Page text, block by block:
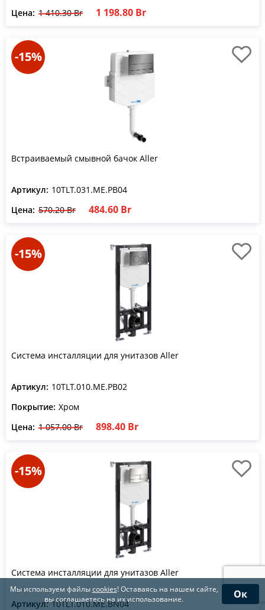
Цена: 1 410.30 Br 1 198.80 Br
-15%
Встраиваемый смывной бачок Aller
Артикул: 10TLT.031.ME.PB04
Цена: 570.20 Br 484.60 Br
-15%
Система инсталляции для унитазов Aller
Артикул: 10TLT.010.ME.PB02
Покрытие: Хром
Цена: 1 057.00 Br 898.40 Br
-15%
Система инсталляции для унитазов Aller
Артикул: 10TLT.010.ME.BN04
Мы используем файлыcookies! Оставаясь на нашем сайте,
вы соглашаетесь на их использование.
Ок